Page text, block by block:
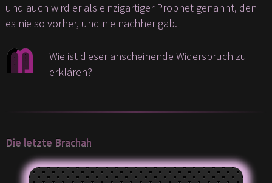
und auch wird er als einzigartiger Prophet genannt, den
es nie so vorher, und nie nachher gab.
Wie ist dieser anscheinende Widerspruch zu
erklären?
Die letzte Brachah